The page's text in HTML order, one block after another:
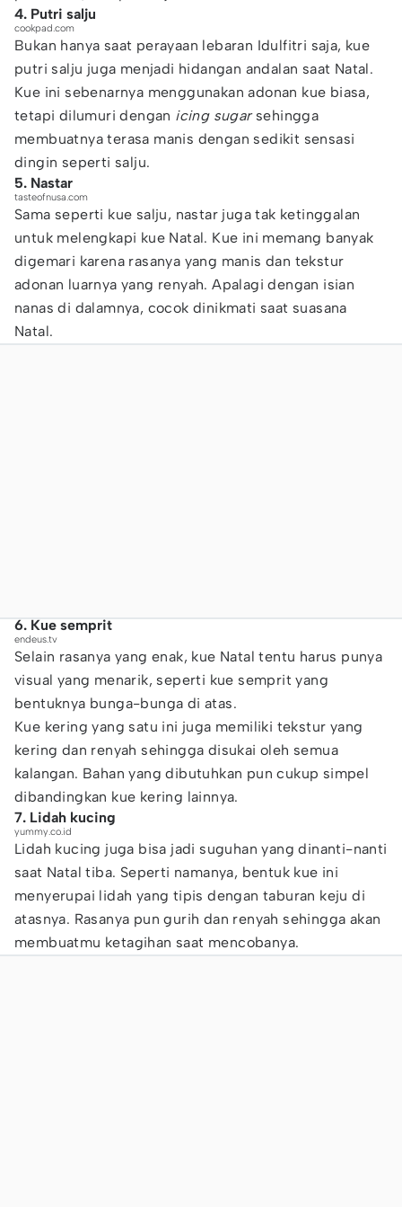
4. Putri salju
cookpad.com
Bukan hanya saat perayaan lebaran Idulfitri saja, kue
putri salju juga menjadi hidangan andalan saat Natal.
Kue ini sebenarnya menggunakan adonan kue biasa,
tetapi dilumuri dengan icing sugarsehingga
membuatnya terasa manis dengan sedikit sensasi
dingin seperti salju.
5. Nastar
tasteofnusa.com
Sama seperti kue salju, nastar juga tak ketinggalan
untuk melengkapi kue Natal. Kue ini memang banyak
digemari karena rasanya yang manis dan tekstur
adonan luarnya yang renyah. Apalagi dengan isian
nanas di dalamnya, cocok dinikmati saat suasana
Natal.
6. Kue semprit
endeus.tv
Selain rasanya yang enak, kue Natal tentu harus punya
visual yang menarik, seperti kue semprit yang
bentuknya bunga-bunga di atas.
Kue kering yang satu ini juga memiliki tekstur yang
kering dan renyah sehingga disukai oleh semua
kalangan. Bahan yang dibutuhkan pun cukup simpel
dibandingkan kue kering lainnya.
7. Lidah kucing
yummy.co.id
Lidah kucing juga bisa jadi suguhan yang dinanti-nanti
saat Natal tiba. Seperti namanya, bentuk kue ini
menyerupai lidah yang tipis dengan taburan keju di
atasnya. Rasanya pun gurih dan renyah sehingga akan
membuatmu ketagihan saat mencobanya.